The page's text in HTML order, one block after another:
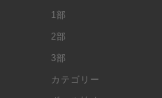
1部
2部
3部
カテゴリー